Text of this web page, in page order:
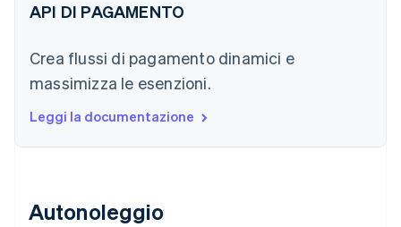
API DI PAGAMENTO
Crea flussi di pagamento dinamici e
massimizza le esenzioni.
Leggi la documentazione
Autonoleggio